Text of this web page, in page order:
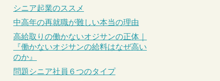
シニア起業のススメ
中高年の再就職が難しい本当の理由
高給取りの働かないオジサンの正体｜
『働かないオジサンの給料はなぜ高い
のか』
問題シニア社員６つのタイプ